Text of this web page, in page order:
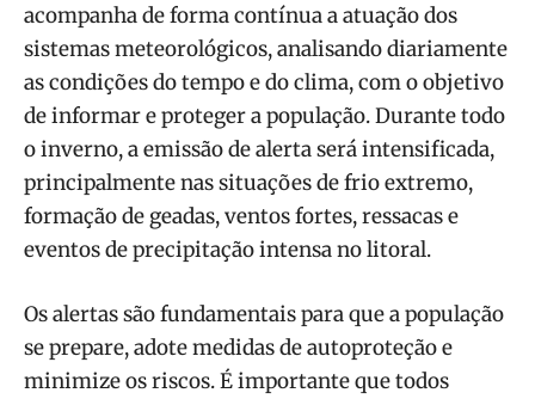
acompanha de forma contínua a atuação dos
sistemas meteorológicos, analisando diariamente
as condições do tempo e do clima, com o objetivo
de informar e proteger a população. Durante todo
o inverno, a emissão de alerta será intensificada,
principalmente nas situações de frio extremo,
formação de geadas, ventos fortes, ressacas e
eventos de precipitação intensa no litoral.
Os alertas são fundamentais para que a população
se prepare, adote medidas de autoproteção e
minimize os riscos. É importante que todos